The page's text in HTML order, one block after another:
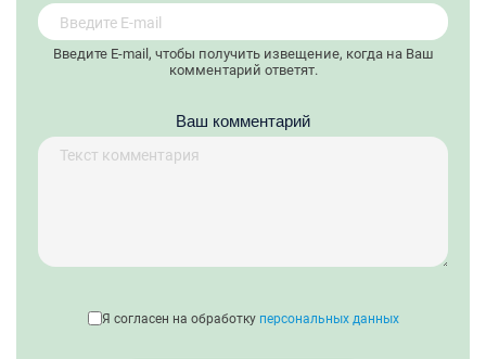
Введите E-mail, чтобы получить извещение, когда на Ваш
комментарий ответят.
Ваш комментарий
Я согласен на обработку персональных данных